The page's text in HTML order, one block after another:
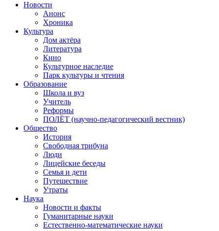
Новости
Анонс
Хроника
Культура
Дом актёра
Литература
Кино
Культурное наследие
Парк культуры и чтения
Образование
Школа и вуз
Учитель
Реформы
ПОЛЁТ (научно-педагогический вестник)
Общество
История
Свободная трибуна
Люди
Лицейские беседы
Семья и дети
Путешествие
Утраты
Наука
Новости и факты
Гуманитарные науки
Естественно-математические науки